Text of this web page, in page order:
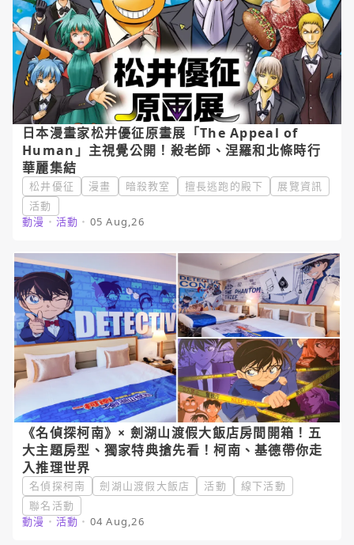
日本漫畫家松井優征原畫展「The Appeal of
Human」主視覺公開！殺老師、涅羅和北條時行
華麗集結
松井優征 漫畫 暗殺教室 擅長逃跑的殿下
展覽資訊
活動
動漫 ・ 活動 ・ 05 Aug,26
《名偵探柯南》× 劍湖山渡假大飯店房間開箱！五
大主題房型、獨家特典搶先看！柯南、基德帶你走
入推理世界
名偵探柯南 劍湖山渡假大飯店 活動
線下活動
聯名活動
動漫 ・ 活動 ・ 04 Aug,26